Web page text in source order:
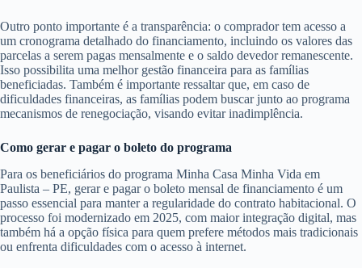
Outro ponto importante é a transparência: o comprador tem acesso a
um cronograma detalhado do financiamento, incluindo os valores das
parcelas a serem pagas mensalmente e o saldo devedor remanescente.
Isso possibilita uma melhor gestão financeira para as famílias
beneficiadas. Também é importante ressaltar que, em caso de
dificuldades financeiras, as famílias podem buscar junto ao programa
mecanismos de renegociação, visando evitar inadimplência.
Como gerar e pagar o boleto do programa
Para os beneficiários do programa Minha Casa Minha Vida em
Paulista – PE, gerar e pagar o boleto mensal de financiamento é um
passo essencial para manter a regularidade do contrato habitacional. O
processo foi modernizado em 2025, com maior integração digital, mas
também há a opção física para quem prefere métodos mais tradicionais
ou enfrenta dificuldades com o acesso à internet.